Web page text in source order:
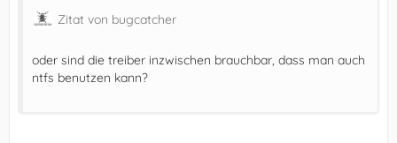
Zitat von bugcatcher
oder sind die treiber inzwischen brauchbar, dass man auch
ntfs benutzen kann?